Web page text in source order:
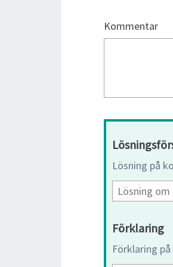
Kommentar
Lösning på
Förklaring
Förklaring